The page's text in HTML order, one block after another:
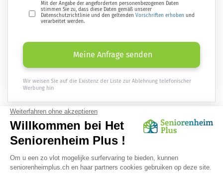
Mit der Angabe der angeforderten personenbezogenen Daten
stimmen Sie zu, dass diese Daten gemäß unserer
Datenschutzrichtlinie und den geltendenVorschriften erhoben und
verarbeitet werden.
Meine Anfrage senden
Wir weisen Sie auf die Existenz der Liste zur Ablehnung telefonischer
Werbung hin
Erhalten
direkt per E-Mail :